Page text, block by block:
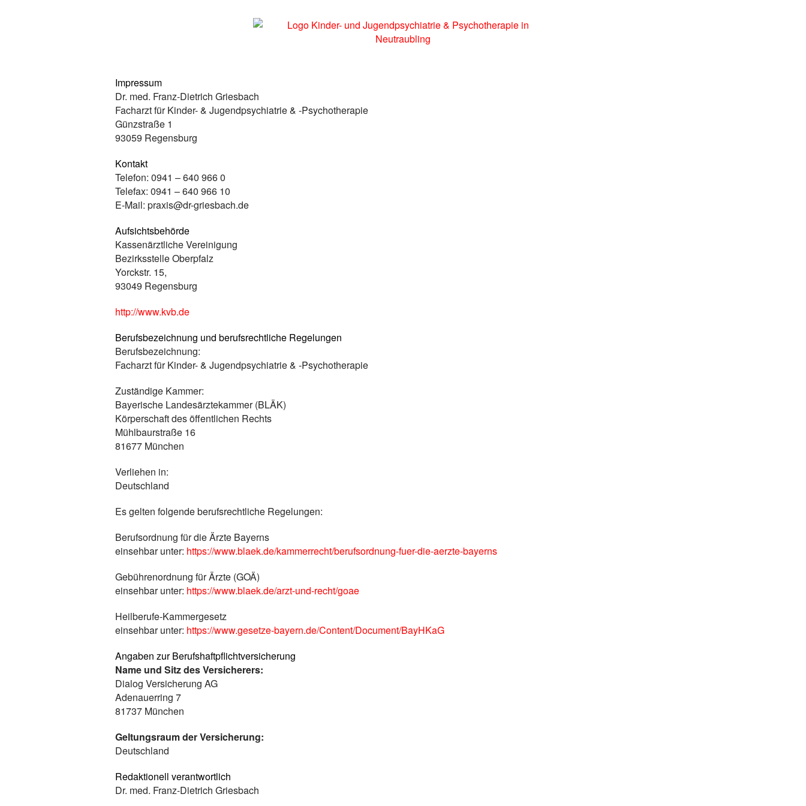
Impressum
Dr. med. Franz-Dietrich Griesbach
Facharzt für Kinder- & Jugendpsychiatrie & -Psychotherapie
Günzstraße 1
93059 Regensburg
Kontakt
Telefon: 0941 – 640 966 0
Telefax: 0941 – 640 966 10
E-Mail: praxis@dr-griesbach.de
Aufsichtsbehörde
Kassenärztliche Vereinigung
Bezirksstelle Oberpfalz
Yorckstr. 15,
93049 Regensburg
http://www.kvb.de
Berufsbezeichnung und berufsrechtliche Regelungen
Berufsbezeichnung:
Facharzt für Kinder- & Jugendpsychiatrie & -Psychotherapie
Zuständige Kammer:
Baye­ri­sche Landes­ärz­te­kam­mer (BLÄK)
Körper­schaft des öffent­li­chen Rechts
Mühl­baur­straße 16
81677 München
Verliehen in:
Deutschland
Es gelten folgende berufsrechtliche Regelungen:
Berufsordnung für die Ärzte Bayerns
einsehbar unter: https://www.blaek.de/kammerrecht/berufsordnung-fuer-die-aerzte-bayerns
Gebührenordnung für Ärzte (GOÄ)
einsehbar unter: https://www.blaek.de/arzt-und-recht/goae
Heilberufe-Kammergesetz
einsehbar unter: https://www.gesetze-bayern.de/Content/Document/BayHKaG
Angaben zur Berufs­haftpflicht­versicherung
Name und Sitz des Versicherers:
Dialog Versicherung AG
Adenauerring 7
81737 München
Geltungsraum der Versicherung:
Deutschland
Redaktionell verantwortlich
Dr. med. Franz-Dietrich Griesbach